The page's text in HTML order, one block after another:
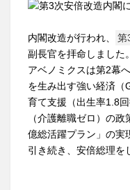
内閣改造が行われ、 第
副長官を拝命しました。
アベノミクスは第2幕
を生み出す強い経済
育て支援（出生率1.8
（介護離職ゼロ）の
億総活躍プラン」の実
引き続き、安倍総理を